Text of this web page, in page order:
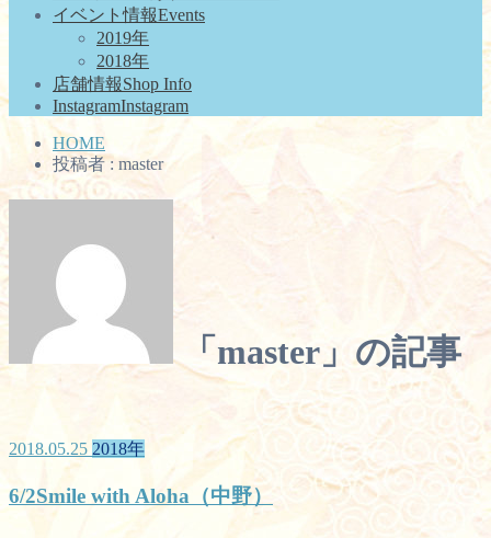
イベント情報Events
2019年
2018年
店舗情報Shop Info
InstagramInstagram
HOME
投稿者 : master
「master」の記事
2018.05.25 2018年
6/2Smile with Aloha（中野）